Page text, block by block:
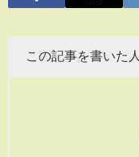
この記事を書いた人